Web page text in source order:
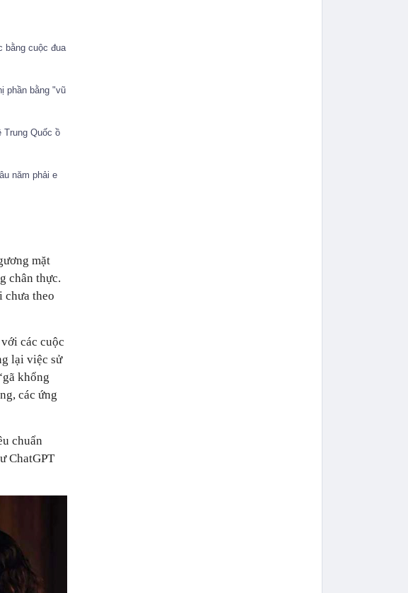
bằng cuộc đua
phần bằng "vũ
Trung Quốc ồ
năm phải e
mặt
chân thực.
chưa theo
các cuộc
lại việc sử
khổng
các ứng
chuẩn
ChatGPT